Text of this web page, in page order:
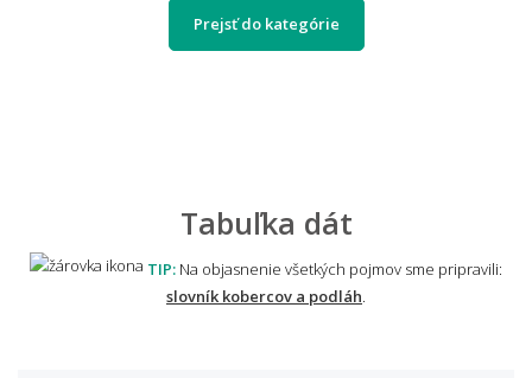
Prejsť do kategórie
Tabuľka dát
TIP: Na objasnenie všetkých pojmov sme pripravili:
slovník kobercov a podláh